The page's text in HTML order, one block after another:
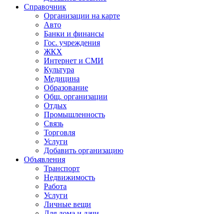
Справочник
Организации на карте
Авто
Банки и финансы
Гос. учреждения
ЖКХ
Интернет и СМИ
Культура
Медицина
Образование
Общ. организации
Отдых
Промышленность
Связь
Торговля
Услуги
Добавить организацию
Объявления
Транспорт
Недвижимость
Работа
Услуги
Личные вещи